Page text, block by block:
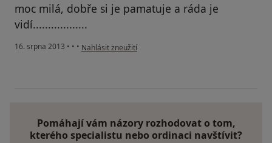
moc milá, dobře si je pamatuje a ráda je
vidí..................
16. srpna 2013 • • • podle názoru uživatele Váš účet byl odstraněn
Nahlásit zneužití
Pomáhají vám názory rozhodovat o tom,
kterého specialistu nebo ordinaci navštívit?